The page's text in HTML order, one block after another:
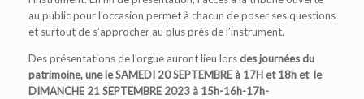
au public pour l’occasion permet à chacun de poser ses questions
et surtout de s’approcher au plus près de l’instrument.
Des présentations de l’orgue auront lieu lors des journées du
patrimoine, une le SAMEDI 20 SEPTEMBRE à 17H et 18h et le
DIMANCHE 21 SEPTEMBRE 2023 à 15h-16h-17h-